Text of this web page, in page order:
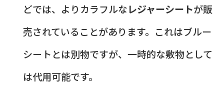
どでは、よりカラフルなレジャーシートが販
売されていることがあります。これはブルー
シートとは別物ですが、一時的な敷物として
は代用可能です。